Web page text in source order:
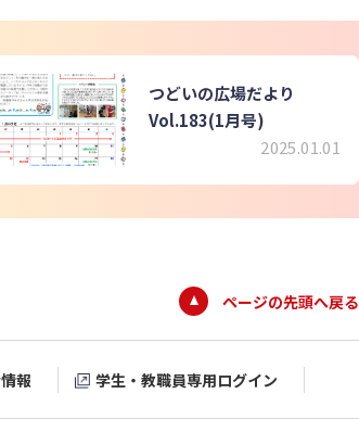
つどいの広場だより
Vol.183(1月号)
2025.01.01
ページの先頭へ戻る
報 学生・教職員専用ログイン